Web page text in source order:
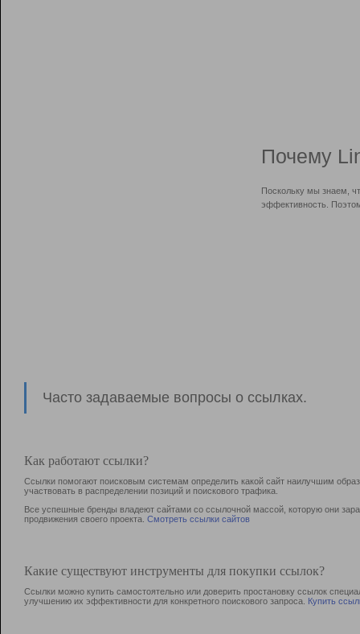
Почему
Поскольку мы знаем,
эффективность.
Часто задаваемые вопросы о ссылках.
Как работают ссылки?
Ссылки помогают поисковым системам определить какой сайт наилучшим
участвовать в раcпределении позиций и поискового трафика.
Все успешные бренды владеют сайтами со ссылочной массой, которую они
продвижения своего проекта. Смотреть ссылки сайтов
Какие существуют инструменты для покупки ссылок?
Ссылки можно купить самостоятельно или доверить простановку ссылок
улучшению их эффективности для конкретного поискового запроса. Купить